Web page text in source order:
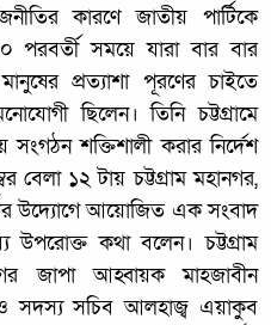
কারণে জাতীয় পার্টিকে
পরবর্তী সময়ে যারা বার বার
প্রত্যাশা পূরণের চাইতে
ছিলেন। তিনি চট্টগ্রামে
সংগঠন শক্তিশালী করার নির্দেশ
বেলা ১২ টায় চট্টগ্রাম মহানগর,
উদ্যোগে আয়োজিত এক সংবাদ
উপরোক্ত কথা বলেন। চট্টগ্রাম
জাপা আহ্বায়ক মাহজাবীন
সদস্য সচিব আলহাজ্ব এয়াকুব